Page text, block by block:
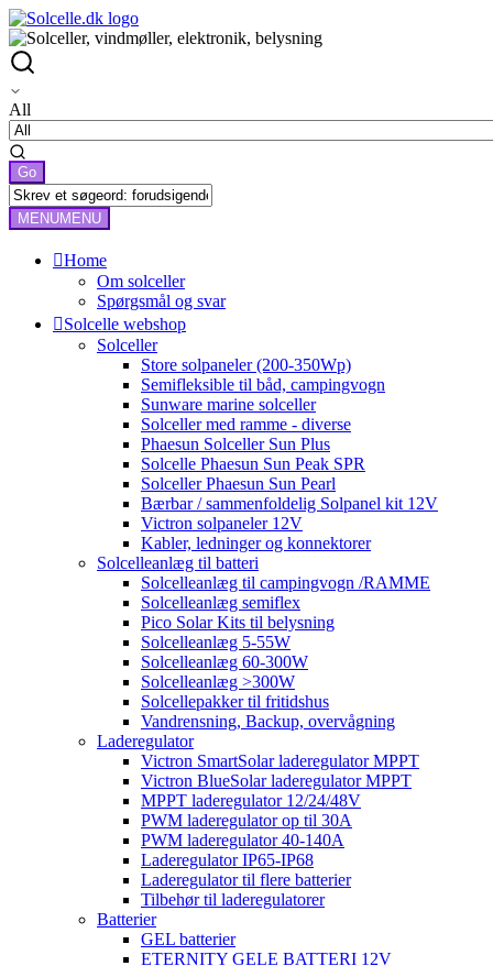
All
MENUMENU
Home
Om solceller
Spørgsmål og svar
Solcelle webshop
Solceller
Store solpaneler (200-350Wp)
Semifleksible til båd, campingvogn
Sunware marine solceller
Solceller med ramme - diverse
Phaesun Solceller Sun Plus
Solcelle Phaesun Sun Peak SPR
Solceller Phaesun Sun Pearl
Bærbar / sammenfoldelig Solpanel kit 12V
Victron solpaneler 12V
Kabler, ledninger og konnektorer
Solcelleanlæg til batteri
Solcelleanlæg til campingvogn /RAMME
Solcelleanlæg semiflex
Pico Solar Kits til belysning
Solcelleanlæg 5-55W
Solcelleanlæg 60-300W
Solcelleanlæg >300W
Solcellepakker til fritidshus
Vandrensning, Backup, overvågning
Laderegulator
Victron SmartSolar laderegulator MPPT
Victron BlueSolar laderegulator MPPT
MPPT laderegulator 12/24/48V
PWM laderegulator op til 30A
PWM laderegulator 40-140A
Laderegulator IP65-IP68
Laderegulator til flere batterier
Tilbehør til laderegulatorer
Batterier
GEL batterier
ETERNITY GELE BATTERI 12V